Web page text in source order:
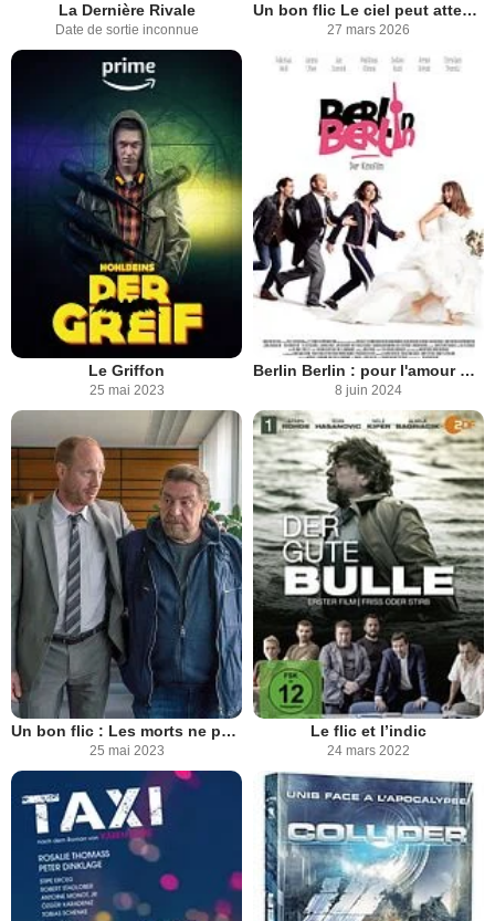
La Dernière Rivale
Date de sortie inconnue
Un bon flic Le ciel peut attendre
27 mars 2026
Le Griffon
25 mai 2023
Berlin Berlin : pour l'amour de Lola
8 juin 2024
Un bon flic : Les morts ne parlent plus
25 mai 2023
Le flic et l’indic
24 mars 2022